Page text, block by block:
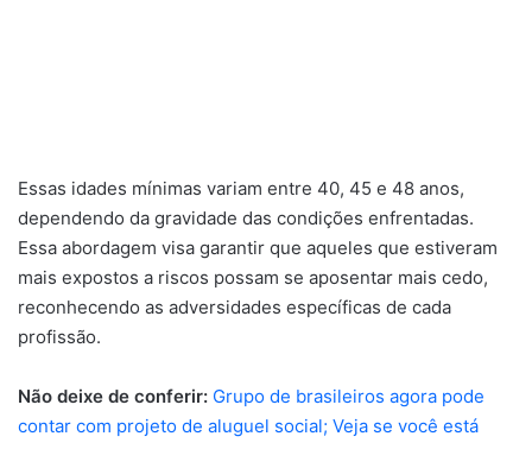
Essas idades mínimas variam entre 40, 45 e 48 anos,
dependendo da gravidade das condições enfrentadas.
Essa abordagem visa garantir que aqueles que estiveram
mais expostos a riscos possam se aposentar mais cedo,
reconhecendo as adversidades específicas de cada
profissão.
Não deixe de conferir: Grupo de brasileiros agora pode
contar com projeto de aluguel social; Veja se você está